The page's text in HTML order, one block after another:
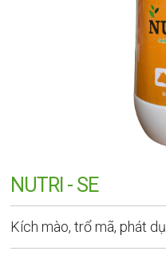
NUTRI - SE
Kích mào, trổ mã, phát